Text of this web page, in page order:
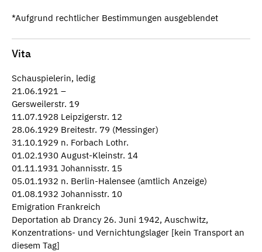
*Aufgrund rechtlicher Bestimmungen ausgeblendet
Vita
Schauspielerin, ledig
21.06.1921 –
Gersweilerstr. 19
11.07.1928 Leipzigerstr. 12
28.06.1929 Breitestr. 79 (Messinger)
31.10.1929 n. Forbach Lothr.
01.02.1930 August-Kleinstr. 14
01.11.1931 Johannisstr. 15
05.01.1932 n. Berlin-Halensee (amtlich Anzeige)
01.08.1932 Johannisstr. 10
Emigration Frankreich
Deportation ab Drancy 26. Juni 1942, Auschwitz,
Konzentrations- und Vernichtungslager [kein Transport an
diesem Tag]